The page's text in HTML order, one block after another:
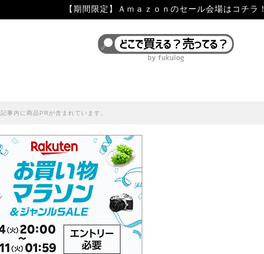
【期間限定】Ａｍａｚｏｎのセール会場はコチラ！
記事内に商品PRが含まれています。